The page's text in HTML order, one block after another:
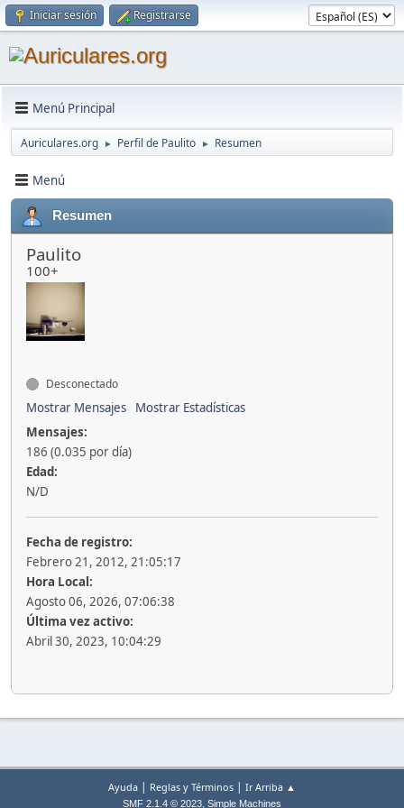
Iniciar sesión Registrarse
Menú Principal
Auriculares.org ► Perfil de Paulito ► Resumen
Menú
Resumen
Paulito
100+
Desconectado
Mostrar Mensajes
Mostrar Estadísticas
Mensajes:
186 (0.035 por día)
Edad:
N/D
Fecha de registro:
Febrero 21, 2012, 21:05:17
Hora Local:
Agosto 06, 2026, 07:06:38
Última vez activo:
Abril 30, 2023, 10:04:29
Ayuda | Reglas y Términos | Ir Arriba ▲
SMF 2.1.4 © 2023, Simple Machines